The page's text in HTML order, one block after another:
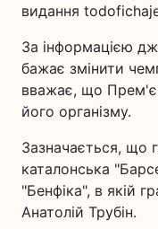
видання
За інформацією
бажає змінити
вважає, що
його організму.
Зазначається, що
каталонська
"Бенфіка", в якій
Анатолій Трубін.